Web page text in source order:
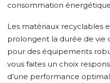
consommation
Les matériaux recyclables
prolongent la durée de vie
pour des équipements
vous faites un choix
d’une performance